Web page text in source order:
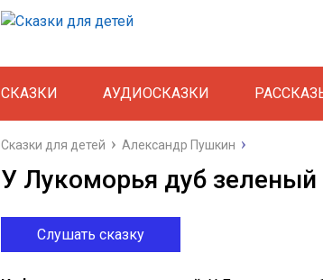
СКАЗКИ АУДИОСКАЗКИ
Сказки для детей Александр Пушкин
У Лукоморья дуб зеленый
Слушать сказку